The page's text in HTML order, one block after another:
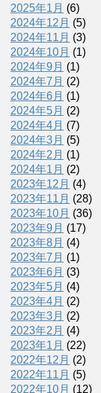
2025年1月 (6)
2024年12月 (5)
2024年11月 (3)
2024年10月 (1)
2024年9月 (1)
2024年7月 (2)
2024年6月 (1)
2024年5月 (2)
2024年4月 (7)
2024年3月 (5)
2024年2月 (1)
2024年1月 (2)
2023年12月 (4)
2023年11月 (28)
2023年10月 (36)
2023年9月 (17)
2023年8月 (4)
2023年7月 (1)
2023年6月 (3)
2023年5月 (4)
2023年4月 (2)
2023年3月 (2)
2023年2月 (4)
2023年1月 (22)
2022年12月 (2)
2022年11月 (5)
2022年10月 (12)